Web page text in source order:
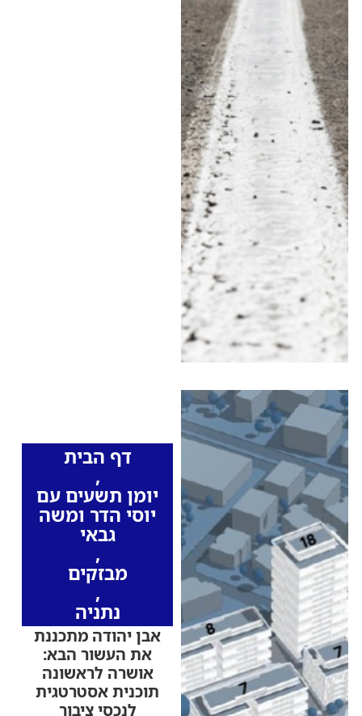
דף הבית
,
יומן תשעים עם
יוסי הדר ומשה
גבאי
,
מבזקים
,
נתניה
אבן יהודה מתכננת
את העשור הבא:
אושרה לראשונה
תוכנית אסטרטגית
לנכסי ציבור